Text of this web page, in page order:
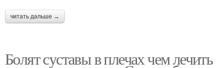
читать дальше →
Болят суставы в плечах чем лечить